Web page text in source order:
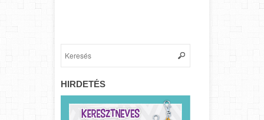
HIRDETÉS